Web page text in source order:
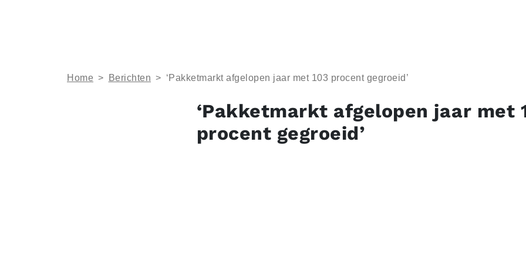
Home > Berichten > ‘Pakketmarkt afgelopen jaar met 103 procent gegroeid’
‘Pakketmarkt afgelopen jaar met
procent gegroeid’